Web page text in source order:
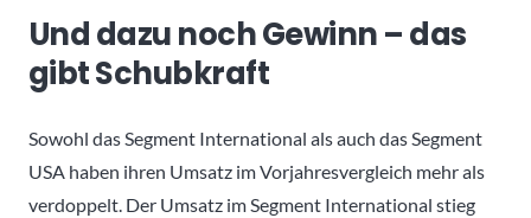
Und dazu noch Gewinn – das
gibt Schubkraft
Sowohl das Segment International als auch das Segment
USA haben ihren Umsatz im Vorjahresvergleich mehr als
verdoppelt. Der Umsatz im Segment International stieg